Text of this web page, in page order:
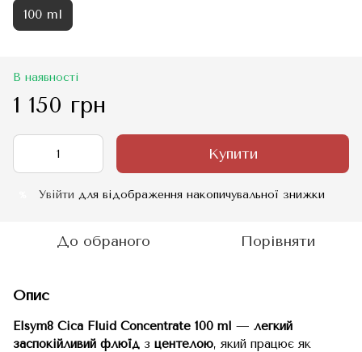
100 ml
В наявності
1 150 грн
Купити
Увійти для відображення накопичувальної знижки
До обраного Порівняти
Опис
Elsym8 Cica Fluid Concentrate 100 ml — легкий
заспокійливий флюїд з центелою, який працює як